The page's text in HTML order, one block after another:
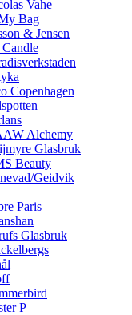
Vahe
Bag
& Jensen
Candle
Copenhagen
Alchemy
Glasbruk
Beauty
Geidvik
Paris
Glasbruk
P